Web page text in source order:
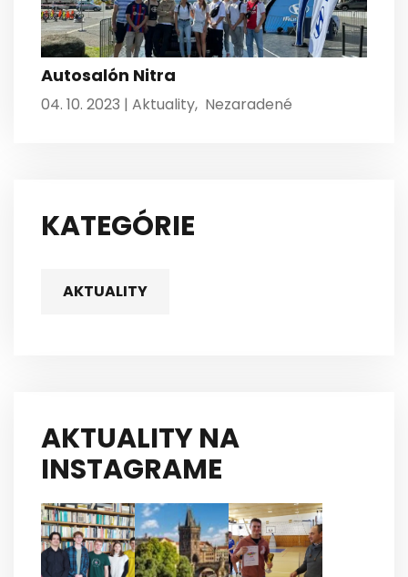
Autosalón Nitra
04. 10. 2023 | Aktuality, Nezaradené
KATEGÓRIE
AKTUALITY
AKTUALITY NA
INSTAGRAME